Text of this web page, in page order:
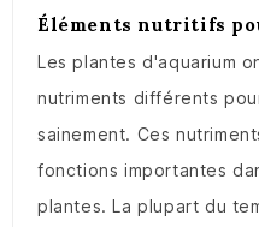
Éléments nutritifs
Les plantes d'aquarium
nutriments différents
sainement. Ces
fonctions importantes
plantes. La plupart du